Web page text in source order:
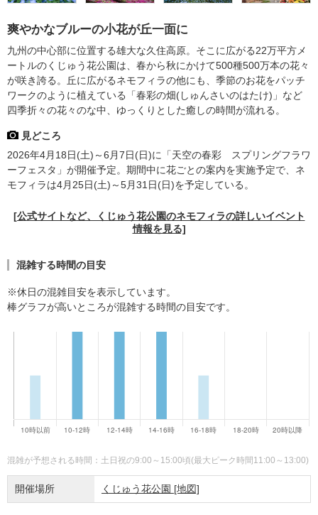
爽やかなブルーの小花が丘一面に
九州の中心部に位置する雄大な久住高原。そこに広がる22万平方メ
ートルのくじゅう花公園は、春から秋にかけて500種500万本の花々
が咲き誇る。丘に広がるネモフィラの他にも、季節のお花をパッチ
ワークのように植えている「春彩の畑(しゅんさいのはたけ)」など
四季折々の花々のな中、ゆっくりとした癒しの時間が流れる。
見どころ
2026年4月18日(土)～6月7日(日)に「天空の春彩 スプリングフラワ
ーフェスタ」が開催予定。期間中に花ごとの案内を実施予定で、ネ
モフィラは4月25日(土)～5月31日(日)を予定している。
[公式サイトなど、くじゅう花公園のネモフィラの詳しいイベント
情報を見る]
混雑する時間の目安
※休日の混雑目安を表示しています。
棒グラフが高いところが混雑する時間の目安です。
混雑が予想される時間：土日祝の9:00～15:00頃(最大ピーク時間11:00～13:00)
開催場所 くじゅう花公園 [地図]